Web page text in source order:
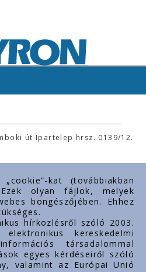
út Ipartelep hrsz. 0139/12.
kat (továbbiakban
Ezek olyan fájlok, melyek
böngészőjében. Ehhez
hírközlésről szóló 2003.
kereskedelmi
társadalommal
egyes kérdéseiről szóló
valamint az Európai Unió